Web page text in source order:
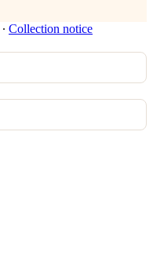
∙ Collection notice